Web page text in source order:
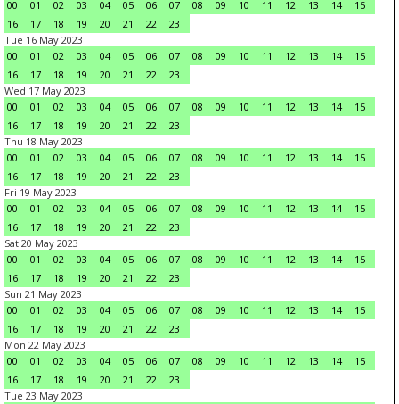
00 01 02 03 04 05 06 07 08 09 10 11 12 13 14
15
16
17 18 19 20 21 22
23
Tue 16 May 2023
00
01 02 03 04 05 06 07 08 09 10 11 12 13 14
15
16
17 18 19 20 21 22
23
Wed 17 May 2023
00
01 02 03 04 05 06 07 08 09 10 11 12 13 14
15
16
17 18 19 20 21 22
23
Thu 18 May 2023
00
01 02 03 04 05 06 07 08 09 10 11 12 13 14
15
16
17 18 19 20 21 22
23
Fri 19 May 2023
00
01 02 03 04 05 06 07 08 09 10 11 12 13 14
15
16
17 18 19 20 21 22
23
Sat 20 May 2023
00
01 02 03 04 05 06 07 08 09 10 11 12 13 14
15
16
17 18 19 20 21 22
23
Sun 21 May 2023
00
01 02 03 04 05 06 07 08 09 10 11 12 13 14
15
16
17 18 19 20 21 22
23
Mon 22 May 2023
00
01 02 03 04 05 06 07 08 09 10 11 12 13 14
15
16
17 18 19 20 21 22
23
Tue 23 May 2023